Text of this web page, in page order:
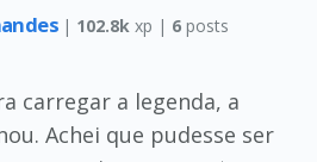
| 102.8k xp | 6 posts
carregar a legenda, a
Achei que pudesse ser